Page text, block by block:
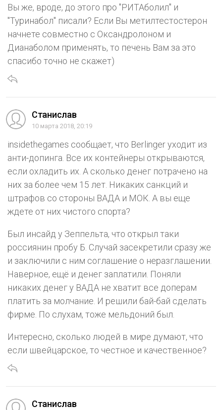
Вы же, вроде, до этого про "РИТАболил" и
"Туринабол" писали? Если Вы метилтестостерон
начнете совместно с Оксандролоном и
Дианаболом применять, то печень Вам за это
спасибо точно не скажет)
Станислав
10 марта 2018, 20:19
insidethegames сообщает, что Berlinger уходит из
анти-допинга. Все их контейнеры открываются,
если охладить их. А сколько денег потрачено на
них за более чем 15 лет. Никаких санкций и
штрафов со стороны ВАДА и МОК. А вы еще
ждете от них чистого спорта?
Был инсайд у Зеппельта, что открыл таки
россиянин пробу Б. Случай засекретили сразу же
и заключили с ним соглашение о неразглашении.
Наверное, ещё и денег заплатили. Поняли
никаких денег у ВАДА не хватит все доперам
платить за молчание. И решили бай-бай сделать
фирме. По слухам, тоже мельдоний был.
Интересно, сколько людей в мире думают, что
если швейцарское, то честное и качественное?
Станислав